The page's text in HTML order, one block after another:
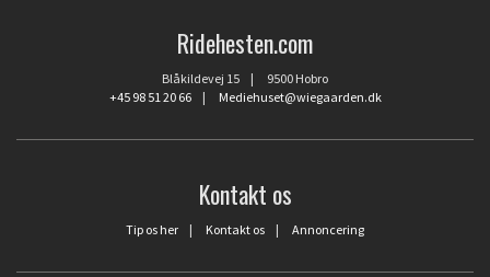
Ridehesten.com
Blåkildevej 15 | 9500 Hobro
+45 98 51 20 66| Mediehuset@wiegaarden.dk
Kontakt os
Tip os her | Kontakt os | Annoncering